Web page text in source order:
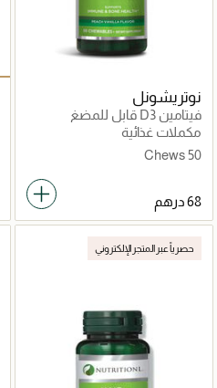
نوتريشونل
فيتامين D3 قابل للمضغ
مكملات غذائية
50 Chews
حصرياً عبر المتجر الإلكتروني